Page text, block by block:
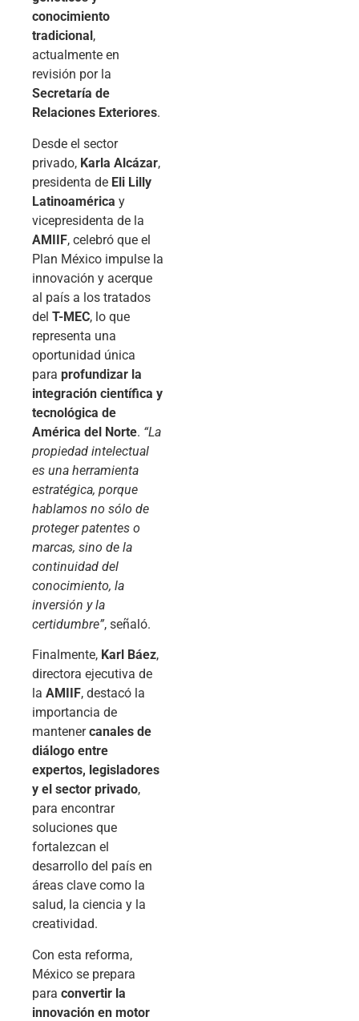
conocimiento
tradicional ,
actualmente en
revisión por la
Secretaría de
Relaciones Exteriores.
Desde el sector
privado, Karla Alcázar,
presidenta de Eli Lilly
Latinoamérica y
vicepresidenta de la
AMIIF, celebró que el
Plan México impulse la
innovación y acerque
al país a los tratados
del T-MEC, lo que
representa una
oportunidad única
para profundizar la
integración científica y
tecnológica de
América del Norte. “La
propiedad intelectual
es una herramienta
estratégica, porque
hablamos no sólo de
proteger patentes o
marcas, sino de la
continuidad del
conocimiento, la
inversión y la
certidumbre”, señaló.
Finalmente, Karl Báez,
directora ejecutiva de
la AMIIF, destacó la
importancia de
mantenercanales de
diálogo entre
expertos, legisladores
y el sector privado,
para encontrar
soluciones que
fortalezcan el
desarrollo del país en
áreas clave como la
salud, la ciencia y la
creatividad.
Con esta reforma,
México se prepara
para convertir la
innovación en motor